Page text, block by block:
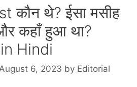
कौन थे? ईसा मसीह
कहाँ हुआ था?
Hindi
6, 2023 by Editorial